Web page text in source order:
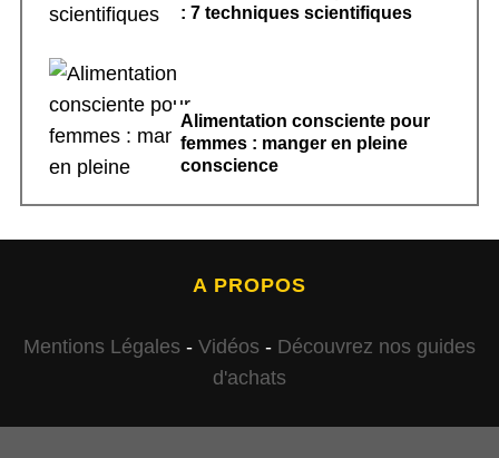
: 7 techniques scientifiques
Alimentation consciente pour
femmes : manger en pleine
conscience
A PROPOS
Mentions Légales - Vidéos - Découvrez nos guides
d'achats